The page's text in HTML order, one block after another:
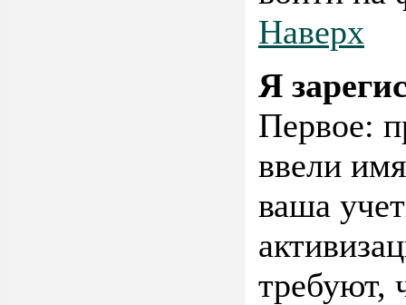
Наверх
Я
Первое:
ввели
ваша
требуют,